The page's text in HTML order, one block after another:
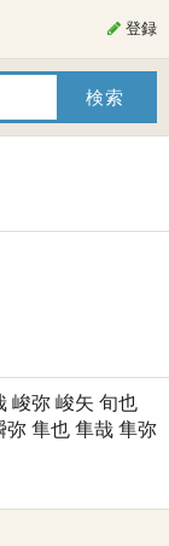
登録
峻弥 峻矢 旬也
弥 隼也 隼哉 隼弥